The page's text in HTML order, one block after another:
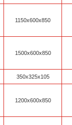
1150х600х850
1500х600х850
350х325х105
1200х600х850